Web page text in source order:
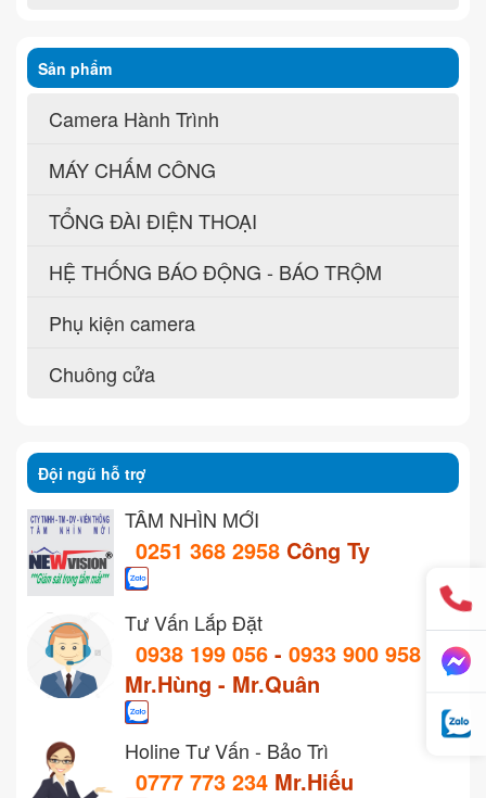
Sản phẩm
Camera Hành Trình
MÁY CHẤM CÔNG
TỔNG ĐÀI ĐIỆN THOẠI
HỆ THỐNG BÁO ĐỘNG - BÁO TRỘM
Phụ kiện camera
Chuông cửa
Đội ngũ hỗ trợ
TẦM NHÌN MỚI
0251 368 2958 Công Ty
Tư Vấn Lắp Đặt
0938 199 056 - 0933 900 958
Mr.Hùng - Mr.Quân
Holine Tư Vấn - Bảo Trì
0777 773 234 Mr.Hiếu